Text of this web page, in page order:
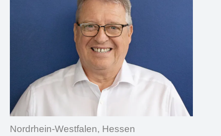
Nordrhein-Westfalen, Hessen